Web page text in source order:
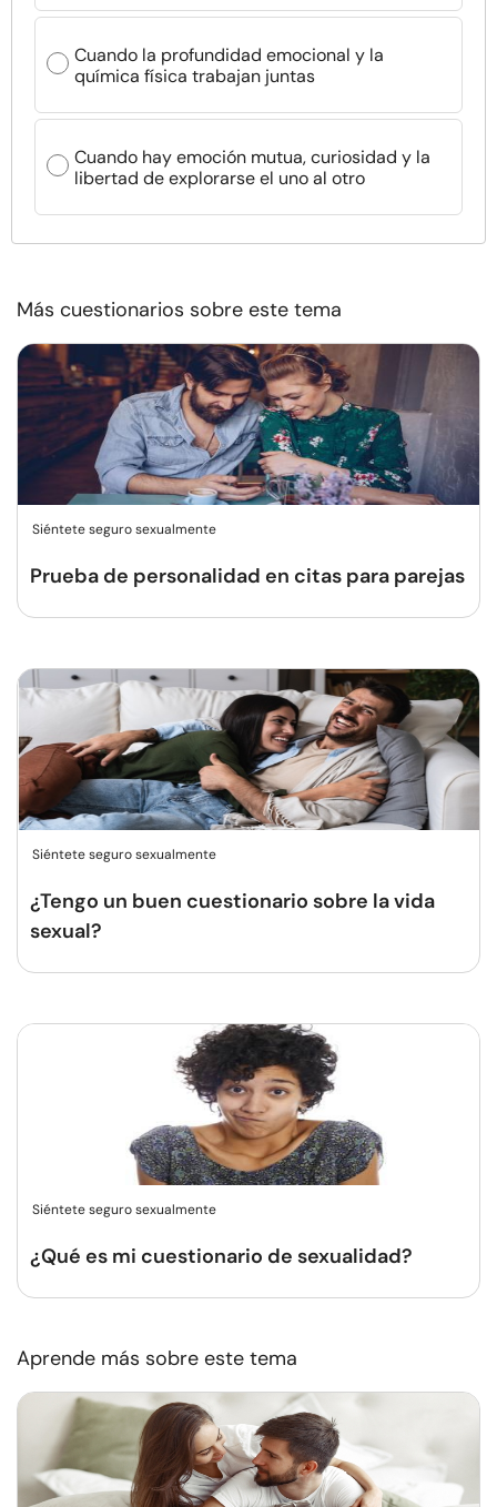
Cuando la profundidad emocional y la
química física trabajan juntas
Cuando hay emoción mutua, curiosidad y la
libertad de explorarse el uno al otro
Más cuestionarios sobre este tema
Siéntete seguro sexualmente
Prueba de personalidad en citas para parejas
Siéntete seguro sexualmente
¿Tengo un buen cuestionario sobre la vida
sexual?
Siéntete seguro sexualmente
¿Qué es mi cuestionario de sexualidad?
Aprende más sobre este tema